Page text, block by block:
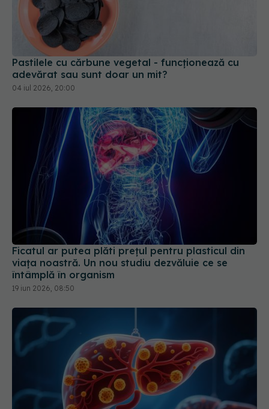
Pastilele cu cărbune vegetal - funcționează cu
adevărat sau sunt doar un mit?
04 iul 2026, 20:00
Ficatul ar putea plăti prețul pentru plasticul din
viața noastră. Un nou studiu dezvăluie ce se
întâmplă în organism
19 iun 2026, 08:50